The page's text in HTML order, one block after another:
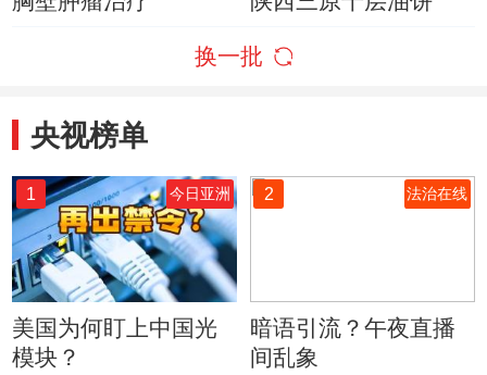
换一批
央视榜单
1 今日亚洲
美国为何盯上中国光
模块？
2 法治在线
暗语引流？午夜直播
间乱象